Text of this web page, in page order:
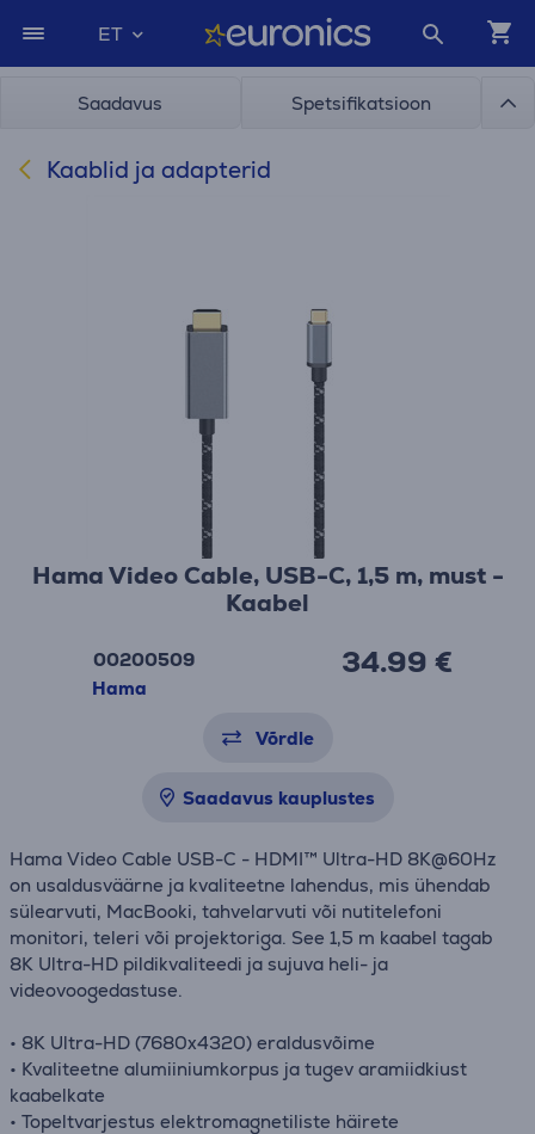
ET
Saadavus Spetsifikatsioon
Kaablid ja adapterid
Hama Video Cable, USB-C, 1,5 m, must -
Kaabel
00200509
Hama
34.99 €
Võrdle
Saadavus kauplustes
Hama Video Cable USB-C - HDMI™ Ultra-HD 8K@60Hz
on usaldusväärne ja kvaliteetne lahendus, mis ühendab
sülearvuti, MacBooki, tahvelarvuti või nutitelefoni
monitori, teleri või projektoriga. See 1,5 m kaabel tagab
8K Ultra-HD pildikvaliteedi ja sujuva heli- ja
videovoogedastuse.
• 8K Ultra-HD (7680x4320) eraldusvõime
• Kvaliteetne alumiiniumkorpus ja tugev aramiidkiust
kaabelkate
• Topeltvarjestus elektromagnetiliste häirete